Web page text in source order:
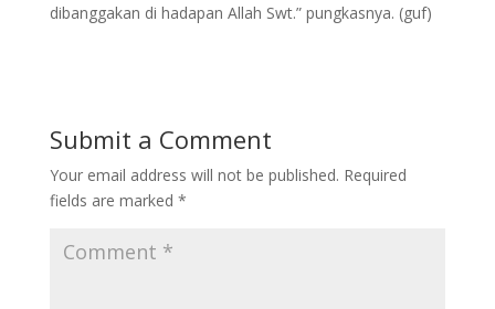
dibanggakan di hadapan Allah Swt.” pungkasnya. (guf)
Submit a Comment
Your email address will not be published. Required
fields are marked *